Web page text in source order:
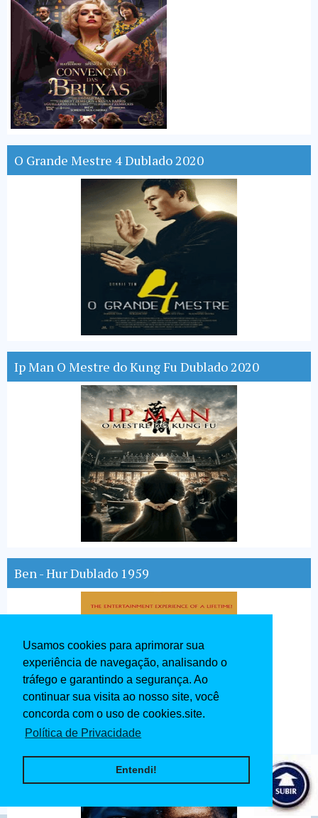
Usamos cookies para aprimorar sua
experiência de navegação, analisando o
tráfego e garantindo a segurança. Ao
continuar sua visita ao nosso site, você
concorda com o uso de cookies.site.
Política de Privacidade
Entendi!
O Grande Mestre 4 Dublado 2020
Ip Man O Mestre do Kung Fu Dublado 2020
Ben - Hur Dublado 1959
Avatar Dublado 2009